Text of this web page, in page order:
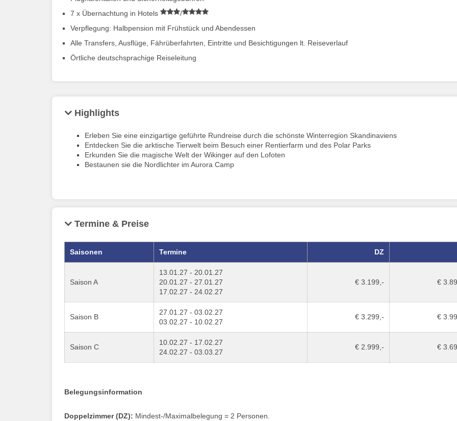
7 x Übernachtung in Hotels
/
Verpflegung: Halbpension mit Frühstück und Abendessen
Alle Transfers, Ausflüge, Fährüberfahrten, Eintritte und Besichtigungen lt. Reiseverlauf
Örtliche deutschsprachige Reiseleitung
Highlights
Erleben Sie eine einzigartige geführte Rundreise durch die schönste Winterregion Skandinaviens
Entdecken Sie die arktische Tierwelt beim Besuch einer Rentierfarm und des Polar Parks
Erkunden Sie die magische Welt der Wikinger auf den Lofoten
Bestaunen sie die Nordlichter im Aurora Camp
Termine & Preise
Saisonen Termine DZ
Saison A
13.01.27 - 20.01.27
20.01.27 - 27.01.27
17.02.27 - 24.02.27
€ 3.199,- €
Saison B
27.01.27 - 03.02.27
03.02.27 - 10.02.27
€ 3.299,- €
Saison C
10.02.27 - 17.02.27
24.02.27 - 03.03.27
€ 2.999,- €
Belegungsinformation
Doppelzimmer (DZ): Mindest-/Maximalbelegung = 2 Personen.